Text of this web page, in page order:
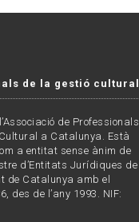
de la gestió cultural
de Professionals
a Catalunya. Està
a entitat sense ànim de
d’Entitats Jurídiques de
de Catalunya amb el
des de l’any 1993. NIF: